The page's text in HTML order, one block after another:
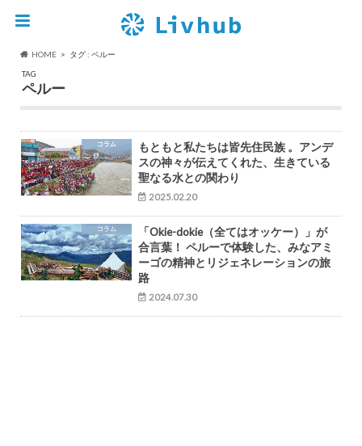
HOME
タグ : ペルー
TAG
ペルー
コラム
もともと私たちは皆先住民族 。アンデ
スの神々が伝えてくれた、生きている
聖なる水との関わり
2025.02.20
コラム
「Okie-dokie（全てはオッケー）」が
合言葉！ ペルーで体験した、みなアミ
ーゴの精神とリジェネレーションの旅
路
2024.07.30